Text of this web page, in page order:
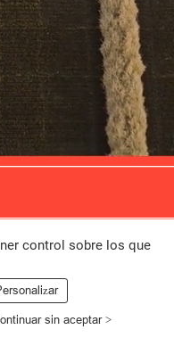
control sobre los que
sin aceptar >